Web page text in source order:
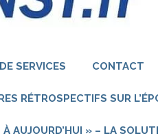
SERVICES CONTACT
RÉTROSPECTIFS SUR
À AUJOURD’HUI » – LA